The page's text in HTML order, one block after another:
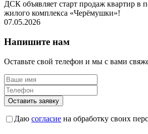
ДСК объявляет старт продаж квартир в
жилого комплекса «Черёмушки»!
07.05.2026
Напишите нам
Оставьте свой телефон и мы с вами
Оставить заявку
Даю согласие на обработку своих